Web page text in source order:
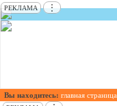
РЕКЛАМА ⋮
Вы находитесь: главная страница